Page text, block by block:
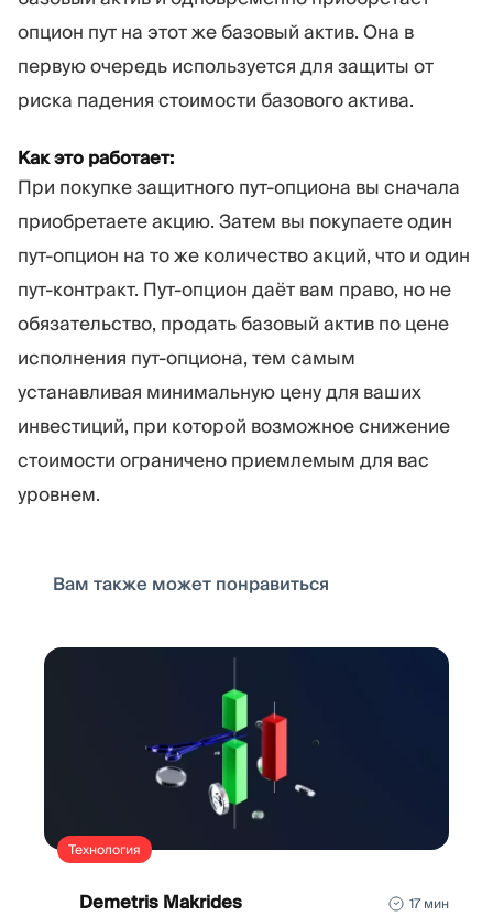
опцион пут на этот же базовый актив. Она в
первую очередь используется для защиты от
риска падения стоимости базового актива.
Как это работает:
При покупке защитного пут-опциона вы сначала
приобретаете акцию. Затем вы покупаете один
пут-опцион на то же количество акций, что и один
пут-контракт. Пут-опцион даёт вам право, но не
обязательство, продать базовый актив по цене
исполнения пут-опциона, тем самым
устанавливая минимальную цену для ваших
инвестиций, при которой возможное снижение
стоимости ограничено приемлемым для вас
уровнем.
Вам также может понравиться
Технология
Demetris Makrides 17 мин